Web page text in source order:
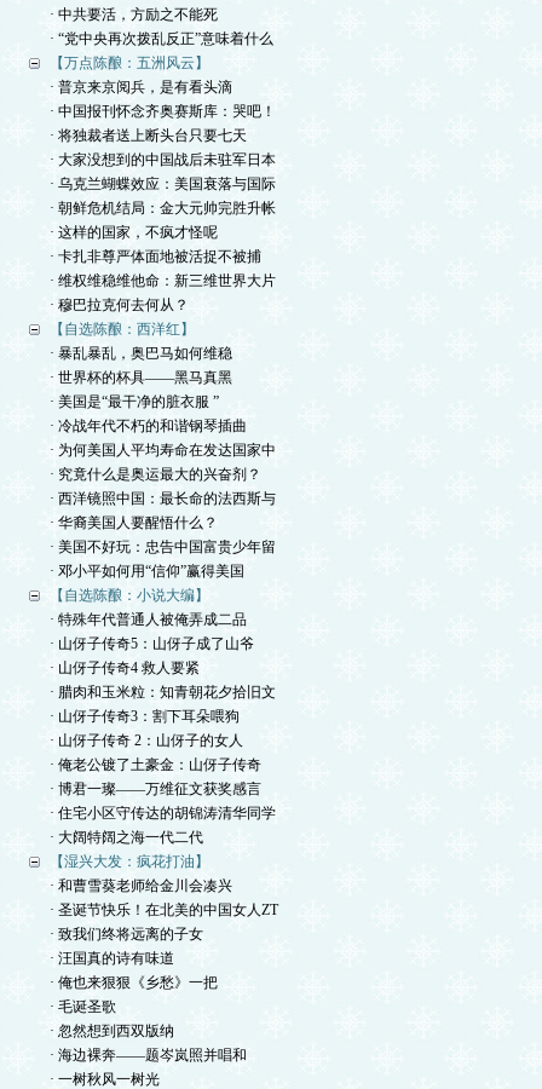
· 中共要活，方励之不能死
· “党中央再次拨乱反正”意味着什么
【万点陈酿：五洲风云】
· 普京来京阅兵，是有看头滴
· 中国报刊怀念齐奥赛斯库：哭吧！
· 将独裁者送上断头台只要七天
· 大家没想到的中国战后未驻军日本
· 乌克兰蝴蝶效应：美国衰落与国际
· 朝鲜危机结局：金大元帅完胜升帐
· 这样的国家，不疯才怪呢
· 卡扎非尊严体面地被活捉不被捕
· 维权维稳维他命：新三维世界大片
· 穆巴拉克何去何从？
【自选陈酿：西洋红】
· 暴乱暴乱，奥巴马如何维稳
· 世界杯的杯具——黑马真黑
· 美国是“最干净的脏衣服 ”
· 冷战年代不朽的和谐钢琴插曲
· 为何美国人平均寿命在发达国家中
· 究竟什么是奥运最大的兴奋剂？
· 西洋镜照中国：最长命的法西斯与
· 华裔美国人要醒悟什么？
· 美国不好玩：忠告中国富贵少年留
· 邓小平如何用“信仰”赢得美国
【自选陈酿：小说大编】
· 特殊年代普通人被俺弄成二品
· 山伢子传奇5：山伢子成了山爷
· 山伢子传奇4 救人要紧
· 腊肉和玉米粒：知青朝花夕拾旧文
· 山伢子传奇3：割下耳朵喂狗
· 山伢子传奇 2：山伢子的女人
· 俺老公镀了土豪金：山伢子传奇
· 博君一璨——万维征文获奖感言
· 住宅小区守传达的胡锦涛清华同学
· 大阔特阔之海一代二代
【湿兴大发：疯花打油】
· 和曹雪葵老师给金川会凑兴
· 圣诞节快乐！在北美的中国女人ZT
· 致我们终将远离的子女
· 汪国真的诗有味道
· 俺也来狠狠《乡愁》一把
· 毛诞圣歌
· 忽然想到西双版纳
· 海边裸奔——题岑岚照并唱和
· 一树秋风一树光